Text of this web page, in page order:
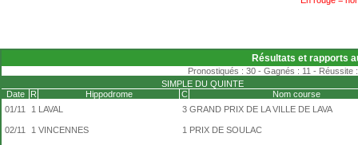
Résultats et rapports
Pronostiqués : 30 - Gagnés : 11 - Réussite
SIMPLE DU QUINTE
Date
R Hippodrome C
Nom course
01/11
1 LAVAL 3 GRAND PRIX DE LA VILLE DE LAVA
02/11 1 VINCENNES 1 PRIX DE SOULAC